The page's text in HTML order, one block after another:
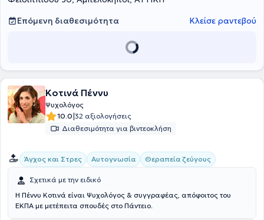
προγραμμάτων στο Ινστιτούτο Prolepsis και ως Ψυχολόγος στη
του Κέντρου Ψυχοκοινωνικής Υποστήριξης και Εκπαίδευσης
CareLink. Στο φιλόξενο γραφείο της προσφέρει πλήθος υπηρεσιών
Επόμενη διαθεσιμότητα
Κλείσε ραντεβού
Κοτινά Πέννυ
Ψυχολόγος
10.0|32 αξιολογήσεις
Διαθεσιμότητα για βιντεοκλήση
Άγχος και Στρες Αυτογνωσία Θεραπεία ζεύγους
Σχετικά με την ειδικό
Η Πέννυ Κοτινά είναι Ψυχολόγος & συγγραφέας, απόφοιτος του
ΕΚΠΑ με μετέπειτα σπουδές στο Πάντειο.